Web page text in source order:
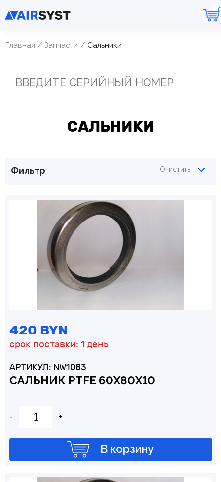
Главная Запчасти Cальники
CАЛЬНИКИ
Фильтр Очистить
Внешний диаметр, мм
420 BYN
срок поставки: 1 день
АРТИКУЛ: NW1083
САЛЬНИК PTFE 60Х80Х10
- +
В корзину